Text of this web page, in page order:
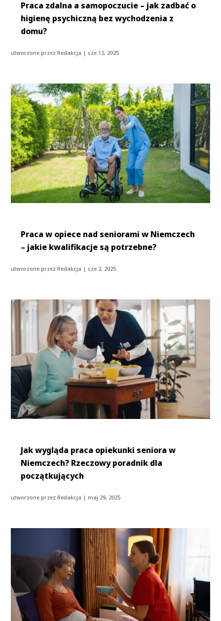
Praca zdalna a samopoczucie – jak zadbać o
higienę psychiczną bez wychodzenia z
domu?
utworzone przezRedakcja | cze 12, 2025
Praca w opiece nad seniorami w Niemczech
– jakie kwalifikacje są potrzebne?
utworzone przezRedakcja | cze 2, 2025
Jak wygląda praca opiekunki seniora w
Niemczech? Rzeczowy poradnik dla
początkujących
utworzone przezRedakcja |maj 29, 2025